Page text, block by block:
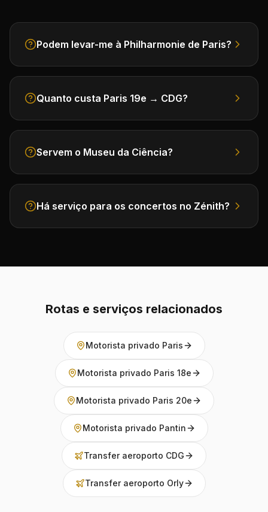
Podem levar-me à Philharmonie de Paris?
Quanto custa Paris 19e → CDG?
Servem o Museu da Ciência?
Há serviço para os concertos no Zénith?
Rotas e serviços relacionados
Motorista privado Paris
Motorista privado Paris 18e
Motorista privado Paris 20e
Motorista privado Pantin
Transfer aeroporto CDG
Transfer aeroporto Orly